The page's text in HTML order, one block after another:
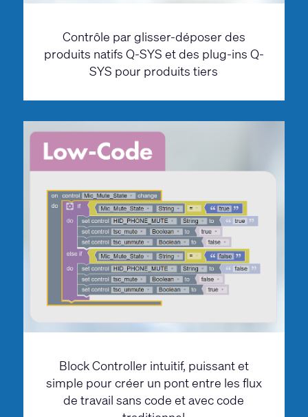
Contrôle par glisser-déposer des
produits natifs Q-SYS et des plug-ins Q-
SYS pour produits tiers
Block Controller intuitif, puissant et
simple pour créer un pont entre les flux
de travail sans code et avec code